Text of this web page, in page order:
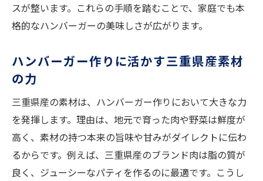
スが整います。これらの手順を踏むことで、家庭でも本
格的なハンバーガーの美味しさが広がります。
ハンバーガー作りに活かす三重県産素材
の力
三重県産の素材は、ハンバーガー作りにおいて大きな力
を発揮します。理由は、地元で育った肉や野菜は鮮度が
高く、素材の持つ本来の旨味や甘みがダイレクトに伝わ
るからです。例えば、三重県産のブランド肉は脂の質が
良く、ジューシーなパティを作るのに最適です。こうし